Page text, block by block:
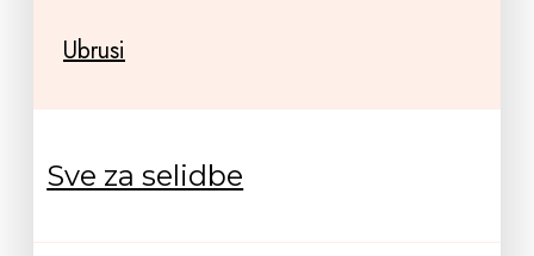
Ubrusi
Sve za selidbe